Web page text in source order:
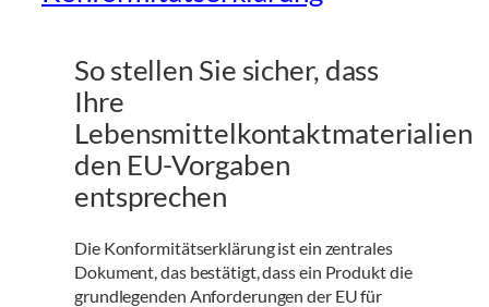
So stellen Sie sicher, dass
Ihre
Lebensmittelkontaktmaterialien
den EU-Vorgaben
entsprechen
Die Konformitätserklärung ist ein zentrales
Dokument, das bestätigt, dass ein Produkt die
grundlegenden Anforderungen der EU für